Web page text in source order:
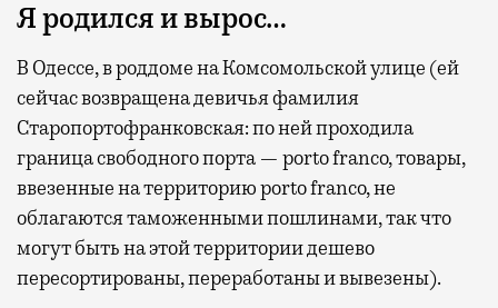
Я родился и вырос…
В Одессе, в роддоме на Комсомольской улице (ей
сейчас возвращена девичья фамилия
Старопортофранковская: по ней проходила
граница свободного порта — porto franco, товары,
ввезенные на территорию porto franco, не
облагаются таможенными пошлинами, так что
могут быть на этой территории дешево
пересортированы, переработаны и вывезены).